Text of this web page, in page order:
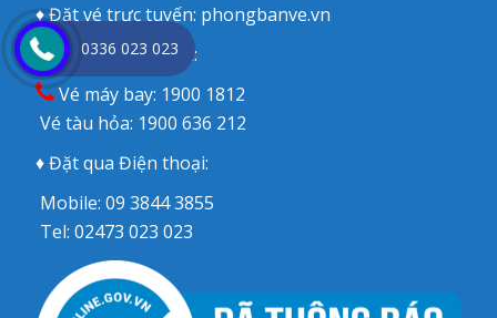
♦ Đặt vé trực tuyến: phongbanve.vn
♦ Đặt qua Tổng đài:
Vé máy bay: 1900 1812
Vé tàu hỏa: 1900 636 212
♦ Đặt qua Điện thoại:
Mobile:09 3844 3855
Tel:02473 023 023
0336 023 023